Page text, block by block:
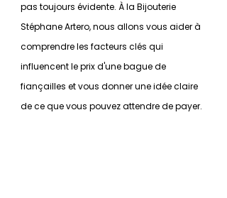
pas toujours évidente. À la Bijouterie
Stéphane Artero, nous allons vous aider à
comprendre les facteurs clés qui
influencent le prix d'une bague de
fiançailles et vous donner une idée claire
de ce que vous pouvez attendre de payer.